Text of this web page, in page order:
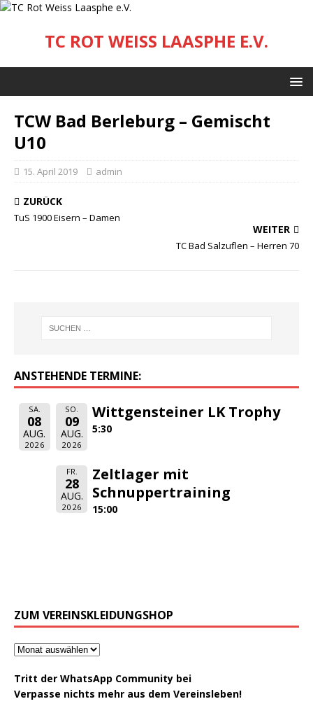
TC ROT WEISS LAASPHE E.V.
TCW Bad Berleburg – Gemischt
U10
15. April 2019 admin
ZURÜCK
TuS 1900 Eisern – Damen
WEITER
TC Bad Salzuflen – Herren 70
ANSTEHENDE TERMINE:
SA.
08
AUG.
2026
SO.
09
AUG.
2026
Wittgensteiner LK Trophy
5:30
FR.
28
AUG.
2026
Zeltlager mit
Schnuppertraining
15:00
ZUM VEREINSKLEIDUNGSHOP
Tritt der WhatsApp Community bei
Verpasse nichts mehr aus dem Vereinsleben!